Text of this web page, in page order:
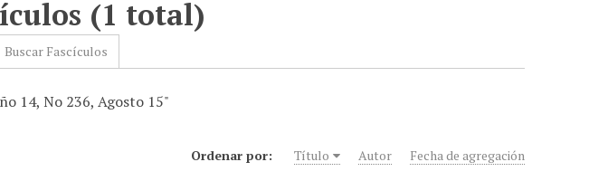
(1 total)
Buscar Fascículos
14, No 236, Agosto 15"
Ordenar por: Título Autor Fecha de agregación